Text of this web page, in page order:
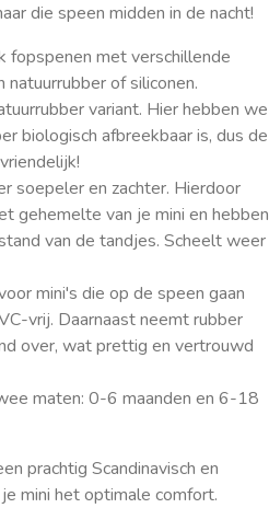
die speen midden in de nacht!
fopspenen met verschillende
of siliconen.
variant. Hier hebben we
biologisch afbreekbaar is, dus de
soepeler en zachter. Hierdoor
gehemelte van je mini en hebben
van de tandjes. Scheelt weer
mini's die op de speen gaan
vrij. Daarnaast neemt rubber
over, wat prettig en vertrouwd
maten: 0-6 maanden en 6-18
prachtig Scandinavisch en
mini het optimale comfort.